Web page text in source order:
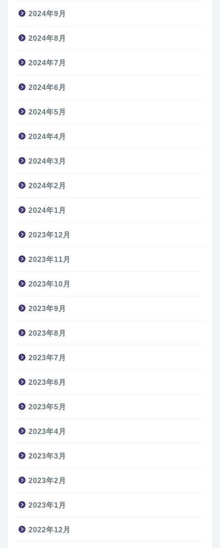
2024年9月
2024年8月
2024年7月
2024年6月
2024年5月
2024年4月
2024年3月
2024年2月
2024年1月
2023年12月
2023年11月
2023年10月
2023年9月
2023年8月
2023年7月
2023年6月
2023年5月
2023年4月
2023年3月
2023年2月
2023年1月
2022年12月